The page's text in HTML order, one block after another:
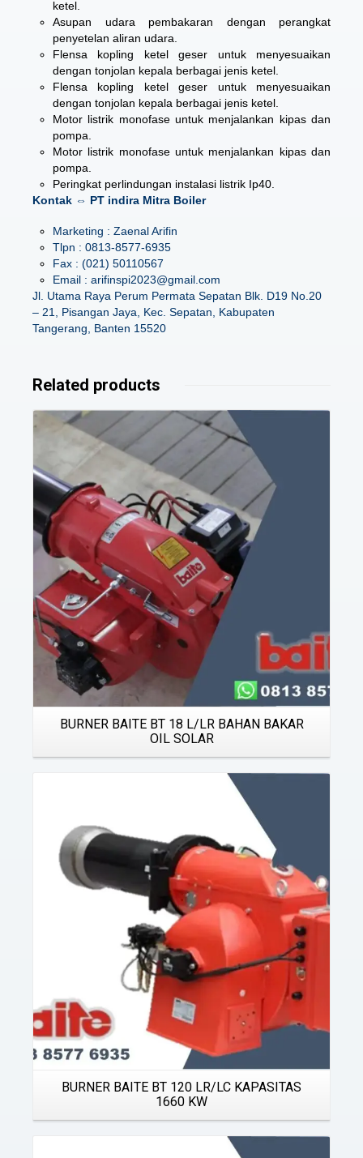
ketel.
Asupan udara pembakaran dengan perangkat
penyetelan aliran udara.
Flensa kopling ketel geser untuk menyesuaikan
dengan tonjolan kepala berbagai jenis ketel.
Flensa kopling ketel geser untuk menyesuaikan
dengan tonjolan kepala berbagai jenis ketel.
Motor listrik monofase untuk menjalankan kipas dan
pompa.
Motor listrik monofase untuk menjalankan kipas dan
pompa.
Peringkat perlindungan instalasi listrik Ip40.
Kontak ⇔ PT indira Mitra Boiler
Marketing : Zaenal Arifin
Tlpn : 0813-8577-6935
Fax : (021) 50110567
Email : arifinspi2023@gmail.com
Jl. Utama Raya Perum Permata Sepatan Blk. D19 No.20
– 21, Pisangan Jaya, Kec. Sepatan, Kabupaten
Tangerang, Banten 15520
Related products
Details
BURNER BAITE BT 18 L/LR BAHAN BAKAR
OIL SOLAR
Details
BURNER BAITE BT 120 LR/LC KAPASITAS
1660 KW